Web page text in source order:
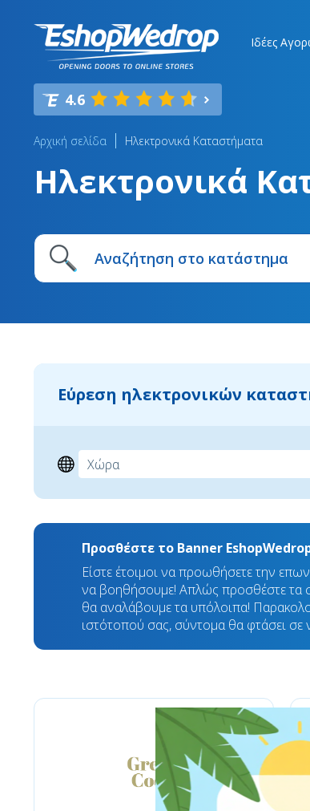
Ιδέες
4.6
Αρχική σελίδα Ηλεκτρονικά Καταστήματα
Ηλεκτρονικά
Εύρεση ηλεκτρονικών
Προσθέστε το Banner
Είστε έτοιμοι να προωθήσετε την
να βοηθήσουμε! Απλώς προσθέστε τα
θα αναλάβουμε τα υπόλοιπα!
ιστότοπού σας, σύντομα θα φτάσει σε